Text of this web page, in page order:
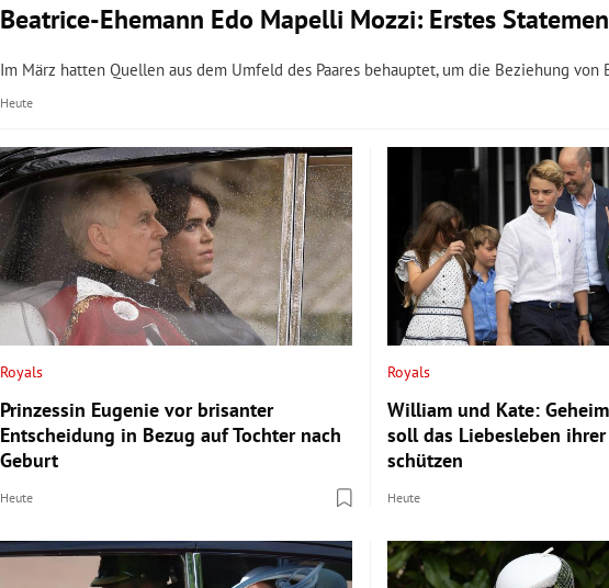
Beatrice-Ehemann Edo Mapelli Mozzi: Erstes
Im März hatten Quellen aus dem Umfeld des Paares behauptet, um die Beziehung
Heute
Royals
Prinzessin Eugenie vor brisanter
Entscheidung in Bezug auf Tochter nach
Geburt
Heute
Royals
William und Kate:
soll das Liebesleben
schützen
Heute